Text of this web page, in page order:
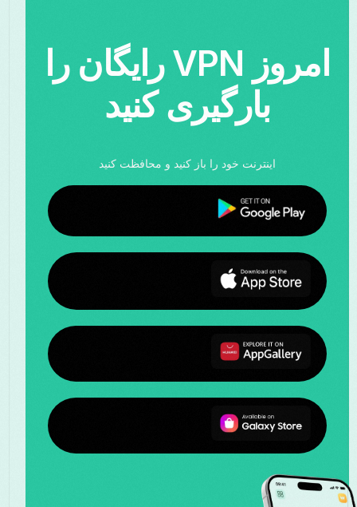
امروز VPN رایگان را
بارگیری کنید
اینترنت خود را باز کنید و محافظت کنید